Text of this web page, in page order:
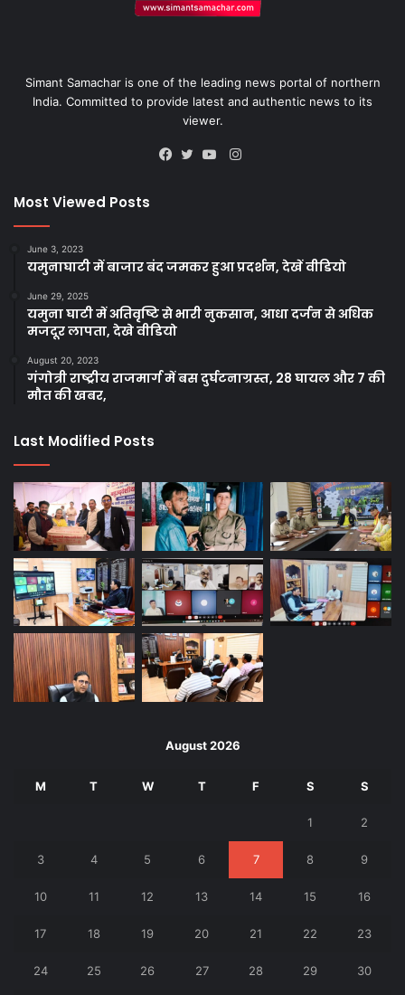
Simant Samachar is one of the leading news portal of northern
India. Committed to provide latest and authentic news to its
viewer.
Instagram
Most Viewed Posts
June 3, 2023
यमुनाघाटी में बाजार बंद जमकर हुआ प्रदर्शन, देखें वीडियो
June 29, 2025
यमुना घाटी में अतिवृष्टि से भारी नुकसान, आधा दर्जन से अधिक
मजदूर लापता, देखे वीडियो
August 20, 2023
गंगोत्री राष्ट्रीय राजमार्ग में बस दुर्घटनाग्रस्त, 28 घायल और 7 की
मौत की खबर,
Last Modified Posts
August 2026
M T W T F S S
1 2
3 4 5 6 7 8 9
10 11 12 13 14 15 16
17 18 19 20 21 22 23
24 25 26 27 28 29 30